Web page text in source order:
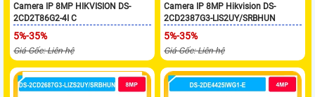
Camera IP 8MP HIKVISION DS-
2CD2T86G2-4I C
5%-35%
Giá Gốc: Liên hệ
Camera IP 8MP Hikvision DS-
2CD2387G3-LIS2UY/SRBHUN
5%-35%
Giá Gốc: Liên hệ